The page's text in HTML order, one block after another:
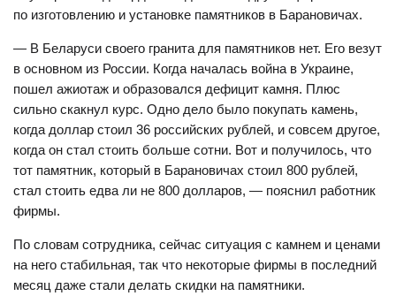
по изготовлению и установке памятников в Барановичах.
— В Беларуси своего гранита для памятников нет. Его везут
в основном из России. Когда началась война в Украине,
пошел ажиотаж и образовался дефицит камня. Плюс
сильно скакнул курс. Одно дело было покупать камень,
когда доллар стоил 36 российских рублей, и совсем другое,
когда он стал стоить больше сотни. Вот и получилось, что
тот памятник, который в Барановичах стоил 800 рублей,
стал стоить едва ли не 800 долларов, — пояснил работник
фирмы.
По словам сотрудника, сейчас ситуация с камнем и ценами
на него стабильная, так что некоторые фирмы в последний
месяц даже стали делать скидки на памятники.